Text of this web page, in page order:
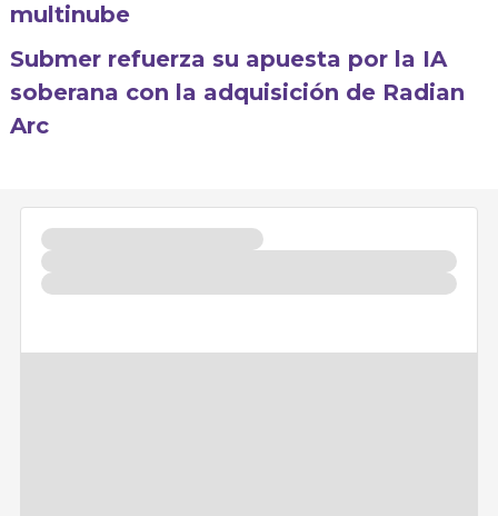
multinube
Submer refuerza su apuesta por la IA
soberana con la adquisición de Radian
Arc